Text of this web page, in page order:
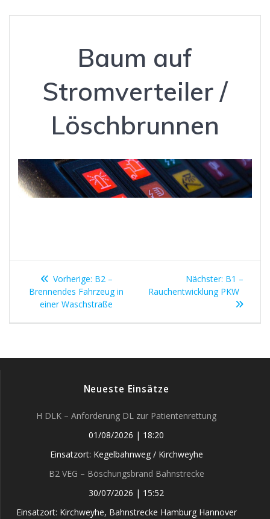
Baum auf
Stromverteiler /
Löschbrunnen
Beitragsnavigation
Vorherige: Vorheriger
Beitrag:
B2 –
Brennendes Fahrzeug in
einer Waschstraße
Nächster: Nächster
Beitrag:
B1 –
Rauchentwicklung PKW
Neueste Einsätze
H DLK – Anforderung DL zur Patientenrettung
01/08/2026 | 18:20
Einsatzort: Kegelbahnweg / Kirchweyhe
B2 VEG – Böschungsbrand Bahnstrecke
30/07/2026 | 15:52
Einsatzort: Kirchweyhe, Bahnstrecke Hamburg Hannover